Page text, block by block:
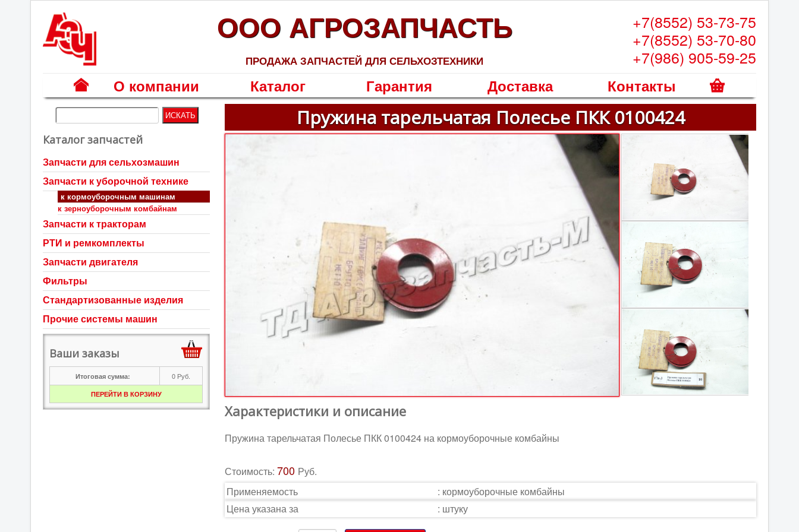
+7(8552) 53-73-75
+7(8552) 53-70-80
+7(986) 905-59-25
ООО АГРОЗАПЧАСТЬ
ПРОДАЖА ЗАПЧАСТЕЙ ДЛЯ СЕЛЬХОЗТЕХНИКИ
Г
л
а
в
н
а
я
О компании Каталог Гарантия Доставка
Контакты
о
Каталог запчастей
Запчасти для сельхозмашин
Запчасти к уборочной технике
к кормоуборочным машинам
к зерноуборочным комбайнам
Запчасти к тракторам
РТИ и ремкомплекты
Запчасти двигателя
Фильтры
Стандартизованные изделия
Прочие системы машин
Ваши заказы
Итоговая сумма: 0 Руб.
ПЕРЕЙТИ В КОРЗИНУ
Пружина тарельчатая Полесье ПКК 0100424
Характеристики и описание
Пружина тарельчатая Полесье ПКК 0100424 на кормоуборочные комбайны
Стоимость:700 Руб.
Применяемость
: кормоуборочные комбайны
Цена указана за
: штуку